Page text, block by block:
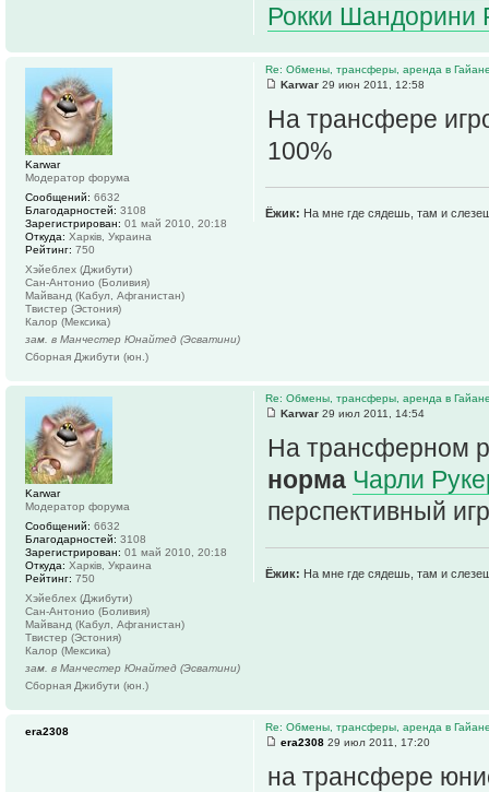
Рокки Шандорини
Re: Обмены, трансферы, аренда в
Karwar 29 июн 2011, 12:58
На трансфере
100%
Ёжик: На мне где сядешь, там и
Karwar
Модератор форума
Сообщений: 6632
Благодарностей: 3108
Зарегистрирован: 01 май 2010, 20:18
Откуда: Харків, Украина
Рейтинг: 750
Хэйеблех (Джибути)
Сан-Антонио (Боливия)
Майванд (Кабул, Афганистан)
Твистер (Эстония)
Калор (Мексика)
зам. в Манчестер Юнайтед (Эсватини)
Сборная Джибути (юн.)
Re: Обмены, трансферы, аренда в
Karwar 29 июл 2011, 14:54
На трансферном
норма Чарли
перспективный
Ёжик: На мне где сядешь, там и
Karwar
Модератор форума
Сообщений: 6632
Благодарностей: 3108
Зарегистрирован: 01 май 2010, 20:18
Откуда: Харків, Украина
Рейтинг: 750
Хэйеблех (Джибути)
Сан-Антонио (Боливия)
Майванд (Кабул, Афганистан)
Твистер (Эстония)
Калор (Мексика)
зам. в Манчестер Юнайтед (Эсватини)
Сборная Джибути (юн.)
Re: Обмены, трансферы, аренда в
era2308 29 июл 2011, 17:20
на трансфере
era2308